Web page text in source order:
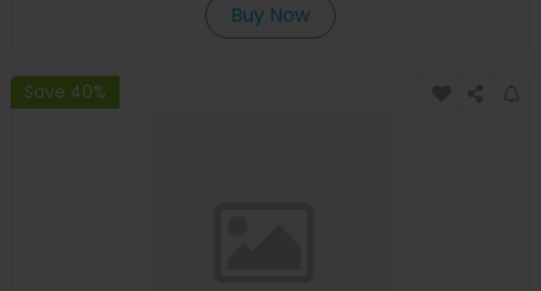
Buy Now
Save 40%